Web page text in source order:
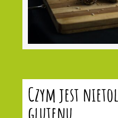
Czym jest
glutenu